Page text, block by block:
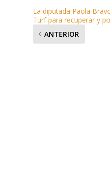
La diputada Paola
Turf para recuperar y
ANTERIOR